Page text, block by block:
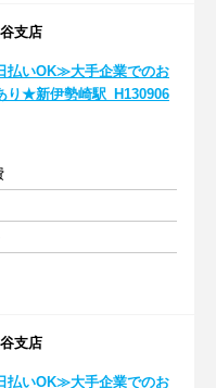
支店
払いOK≫大手企業でのお
り★新伊勢崎駅_H130906
支店
払いOK≫大手企業でのお